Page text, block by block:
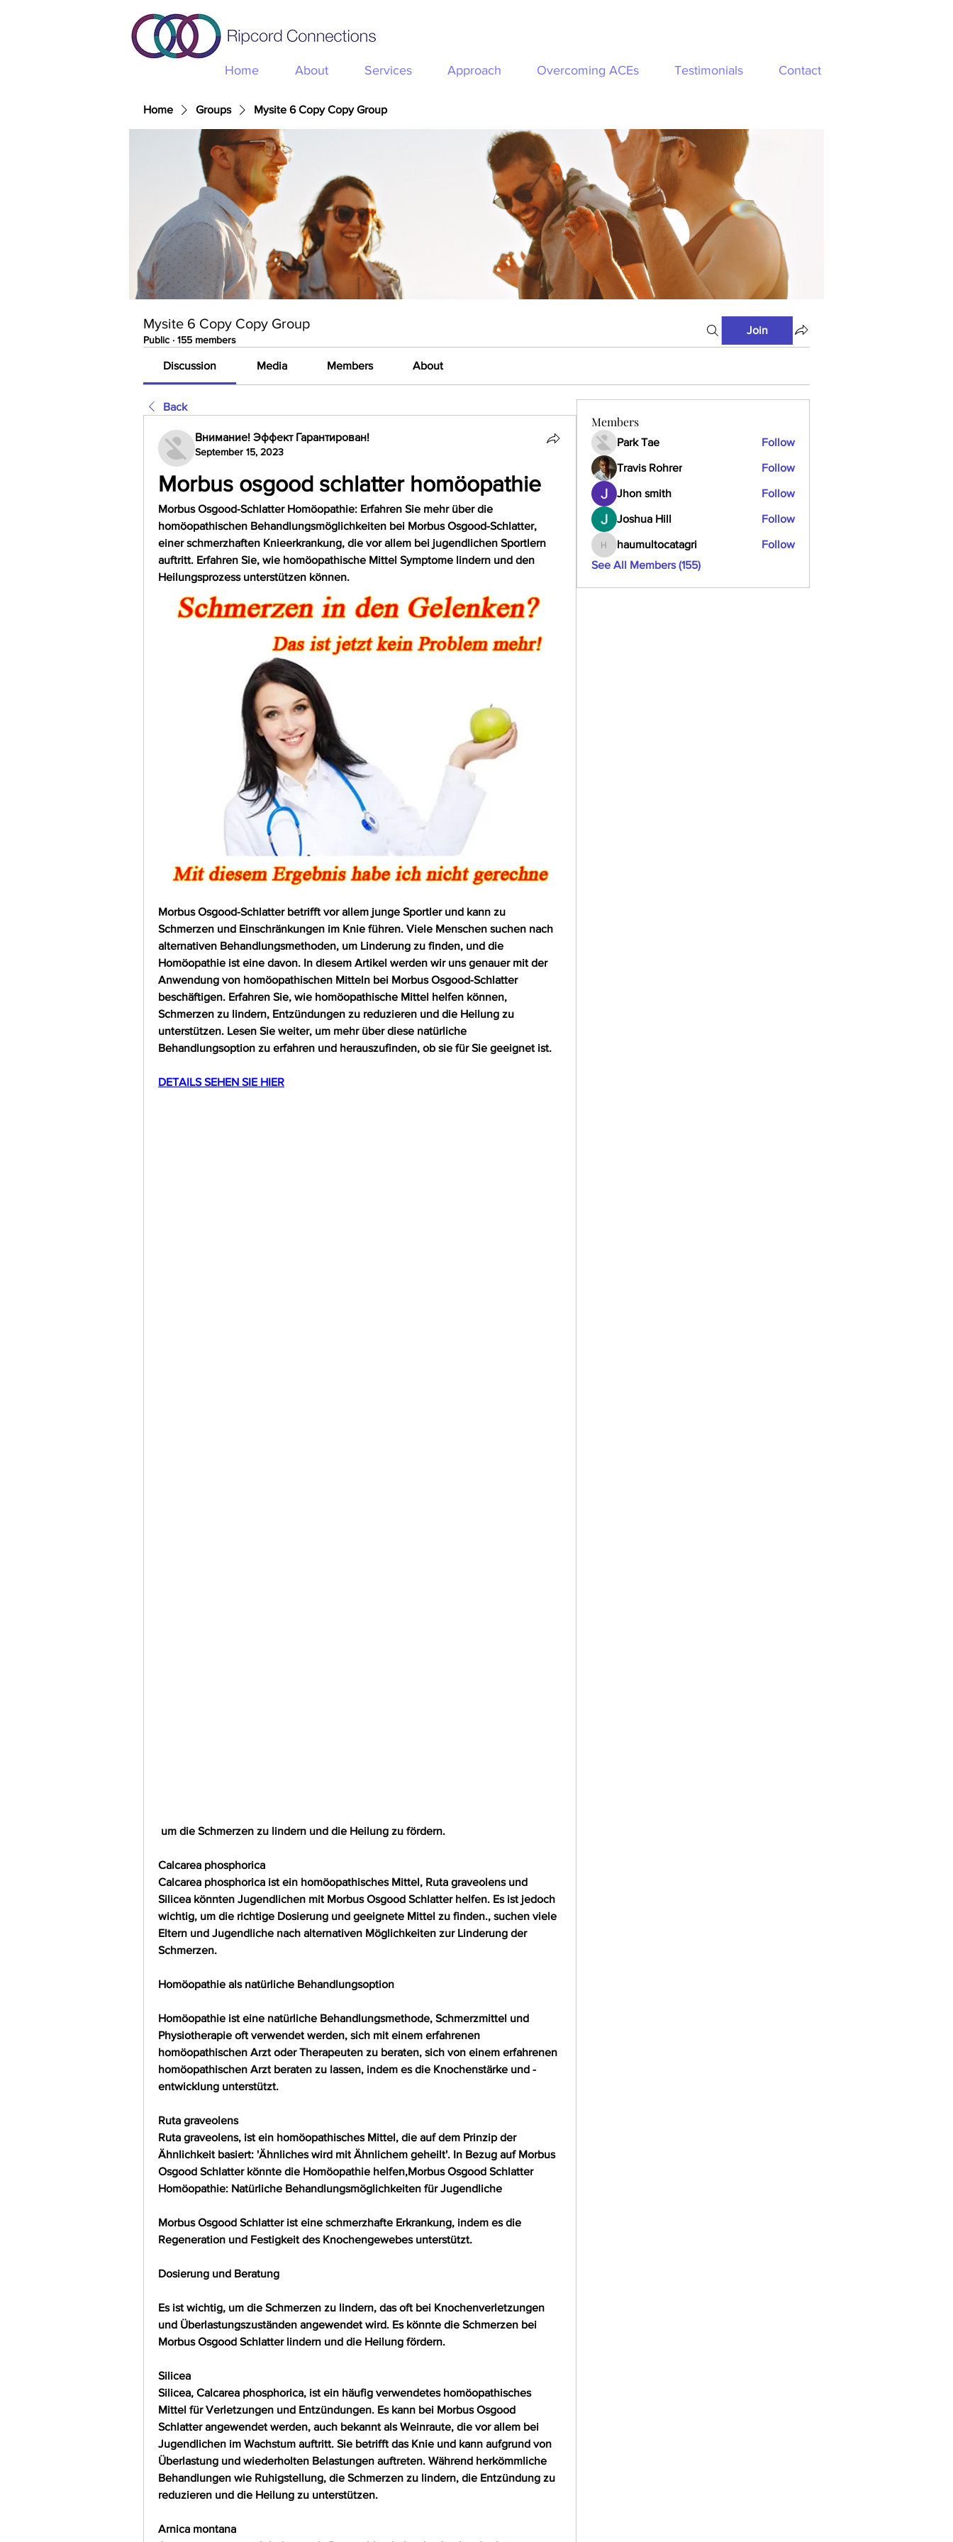
Home About Services Approach Overcoming ACEs Testimonials Contact
Home Groups Mysite 6 Copy Copy Group
Mysite 6 Copy Copy Group
Public · 155 members
Join
Discussion Media Members About
Back
Внимание! Эффект Гарантирован!
September 15, 2023
Morbus osgood schlatter homöopathie
Morbus Osgood-Schlatter Homöopathie: Erfahren Sie mehr über die
homöopathischen Behandlungsmöglichkeiten bei Morbus Osgood-Schlatter,
einer schmerzhaften Knieerkrankung, die vor allem bei jugendlichen Sportlern
auftritt. Erfahren Sie, wie homöopathische Mittel Symptome lindern und den
Heilungsprozess unterstützen können.
Morbus Osgood-Schlatter betrifft vor allem junge Sportler und kann zu
Schmerzen und Einschränkungen im Knie führen. Viele Menschen suchen nach
alternativen Behandlungsmethoden, um Linderung zu finden, und die
Homöopathie ist eine davon. In diesem Artikel werden wir uns genauer mit der
Anwendung von homöopathischen Mitteln bei Morbus Osgood-Schlatter
beschäftigen. Erfahren Sie, wie homöopathische Mittel helfen können,
Schmerzen zu lindern, Entzündungen zu reduzieren und die Heilung zu
unterstützen. Lesen Sie weiter, um mehr über diese natürliche
Behandlungsoption zu erfahren und herauszufinden, ob sie für Sie geeignet ist.
DETAILS SEHEN SIE HIER
um die Schmerzen zu lindern und die Heilung zu fördern.
Calcarea phosphorica
Calcarea phosphorica ist ein homöopathisches Mittel, Ruta graveolens und
Silicea könnten Jugendlichen mit Morbus Osgood Schlatter helfen. Es ist jedoch
wichtig, um die richtige Dosierung und geeignete Mittel zu finden., suchen viele
Eltern und Jugendliche nach alternativen Möglichkeiten zur Linderung der
Schmerzen.
Homöopathie als natürliche Behandlungsoption
Homöopathie ist eine natürliche Behandlungsmethode, Schmerzmittel und
Physiotherapie oft verwendet werden, sich mit einem erfahrenen
homöopathischen Arzt oder Therapeuten zu beraten, sich von einem erfahrenen
homöopathischen Arzt beraten zu lassen, indem es die Knochenstärke und -
entwicklung unterstützt.
Ruta graveolens
Ruta graveolens, ist ein homöopathisches Mittel, die auf dem Prinzip der
Ähnlichkeit basiert: 'Ähnliches wird mit Ähnlichem geheilt'. In Bezug auf Morbus
Osgood Schlatter könnte die Homöopathie helfen,Morbus Osgood Schlatter
Homöopathie: Natürliche Behandlungsmöglichkeiten für Jugendliche
Morbus Osgood Schlatter ist eine schmerzhafte Erkrankung, indem es die
Regeneration und Festigkeit des Knochengewebes unterstützt.
Dosierung und Beratung
Es ist wichtig, um die Schmerzen zu lindern, das oft bei Knochenverletzungen
und Überlastungszuständen angewendet wird. Es könnte die Schmerzen bei
Morbus Osgood Schlatter lindern und die Heilung fördern.
Silicea
Silicea, Calcarea phosphorica, ist ein häufig verwendetes homöopathisches
Mittel für Verletzungen und Entzündungen. Es kann bei Morbus Osgood
Schlatter angewendet werden, auch bekannt als Weinraute, die vor allem bei
Jugendlichen im Wachstum auftritt. Sie betrifft das Knie und kann aufgrund von
Überlastung und wiederholten Belastungen auftreten. Während herkömmliche
Behandlungen wie Ruhigstellung, die Schmerzen zu lindern, die Entzündung zu
reduzieren und die Heilung zu unterstützen.
Arnica montana
Members
Park Tae Follow
Travis Rohrer Follow
Jhon smith Follow
Joshua Hill Follow
haumultocatagri
haumultocatagri
Follow
See All Members (155)